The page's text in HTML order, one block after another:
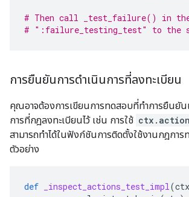
# Then call _test_failure() in the
# ":failure_testing_test" to the
การยืนยันการดำเนินการที่ลงทะเบียน
คุณอาจต้องการเขียนการทดสอบที่ทำการยืนยัน
การที่กฎลงทะเบียนไว้ เช่น การใช้
สามารถทำได้ในฟังก์ชันการติดตั้งใช้งานกฎการ
ตัวอย่าง
def _inspect_actions_test_impl(ctx